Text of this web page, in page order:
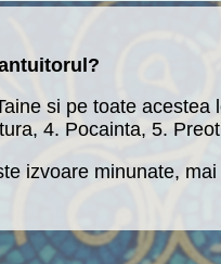
si pe toate
4. Pocainta, 5.
izvoare minunate,